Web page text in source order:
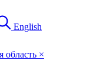
English
область ×